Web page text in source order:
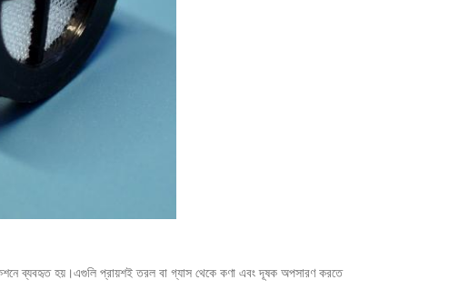
ব্যবহৃত হয়।এগুলি প্রায়শই তরল বা গ্যাস থেকে কণা এবং দূষক অপসারণ করতে